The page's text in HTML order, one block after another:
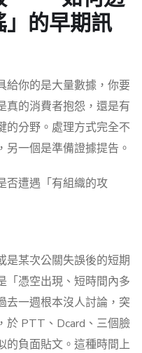
的早期訊
給你的是大量數據，你要
真的消費者抱怨，還是有
的分野。處理方式完全不
一個是準備證據提告。
否遭遇「有組織的攻
是某次公關失誤後的短期
「憑空出現、短時間內多
去一週根本沒人討論，突
於 PTT、Dcard、三個臉
的負面貼文。這種時間上